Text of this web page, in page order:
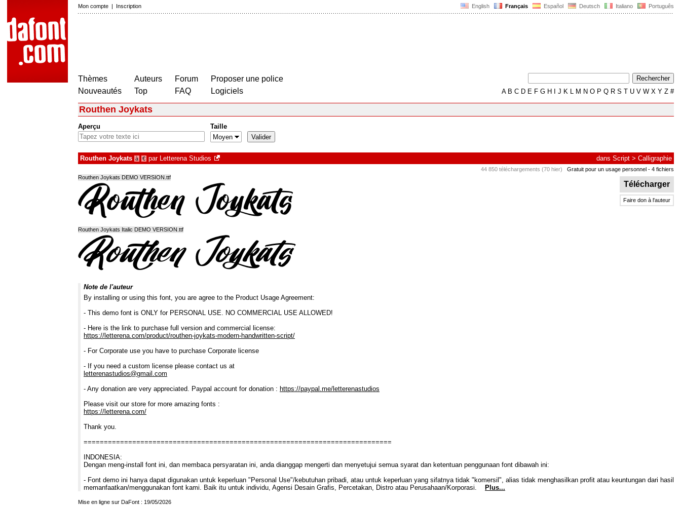
English Français Español Deutsch Italiano Português
Mon compte | Inscription
Thèmes
Nouveautés
Auteurs
Top
Forum
FAQ
Proposer une police
Logiciels
AB C D E F G H J K L M N O P Q R S T U V W X Y Z #
Routhen Joykats
Aperçu Taille
Routhen Joykats à € par Letterena Studios dans Script > Calligraphie
44 850 téléchargements (70 hier) Gratuit pour un usage personnel - 4 fichiers
Télécharger
Faire don à l'auteur
Routhen Joykats DEMO VERSION.ttf
Routhen Joykats Italic DEMO VERSION.ttf
Note de l'auteur
By installing or using this font, you are agree to the Product Usage Agreement:
- This demo font is ONLY for PERSONAL USE. NO COMMERCIAL USE ALLOWED!
- Here is the link to purchase full version and commercial license:
https://letterena.com/product/routhen-joykats-modern-handwritten-script/
- For Corporate use you have to purchase Corporate license
- If you need a custom license please contact us at
letterenastudios@gmail.com
- Any donation are very appreciated. Paypal account for donation : https://paypal.me/letterenastudios
Please visit our store for more amazing fonts :
https://letterena.com/
Thank you.
============================================================================
INDONESIA:
Dengan meng-install font ini, dan membaca persyaratan ini, anda dianggap mengerti dan menyetujui semua syarat dan ketentuan penggunaan font dibawah ini:
- Font demo ini hanya dapat digunakan untuk keperluan "Personal Use"/kebutuhan pribadi, atau untuk keperluan yang sifatnya tidak "komersil", alias tidak menghasilkan profit atau keuntungan dari hasil
memanfaatkan/menggunakan font kami. Baik itu untuk individu, Agensi Desain Grafis, Percetakan, Distro atau Perusahaan/Korporasi.
Plus...
Mise en ligne sur DaFont : 19/05/2026